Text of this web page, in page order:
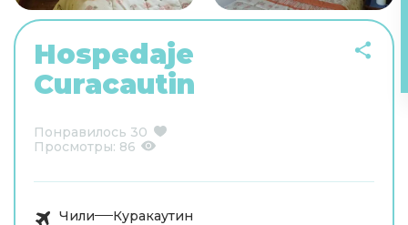
Hospedaje
Curacautin
Понравилось 30
Просмотры: 86
Чили Куракаутин